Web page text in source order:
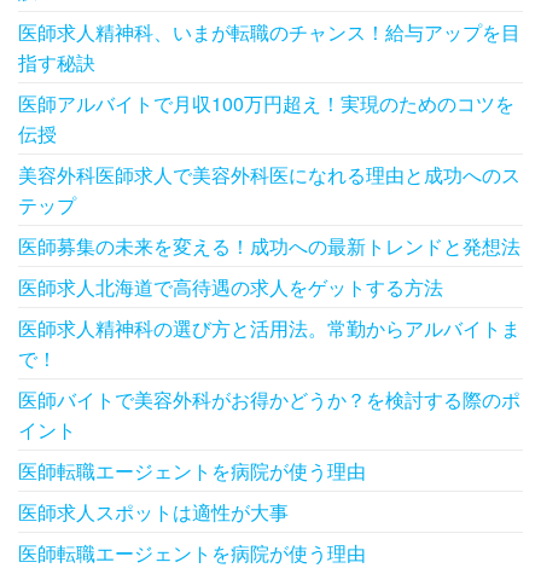
医師求人精神科、いまが転職のチャンス！給与アップを目
指す秘訣
医師アルバイトで月収100万円超え！実現のためのコツを
伝授
美容外科医師求人で美容外科医になれる理由と成功へのス
テップ
医師募集の未来を変える！成功への最新トレンドと発想法
医師求人北海道で高待遇の求人をゲットする方法
医師求人精神科の選び方と活用法。常勤からアルバイトま
で！
医師バイトで美容外科がお得かどうか？を検討する際のポ
イント
医師転職エージェントを病院が使う理由
医師求人スポットは適性が大事
医師転職エージェントを病院が使う理由